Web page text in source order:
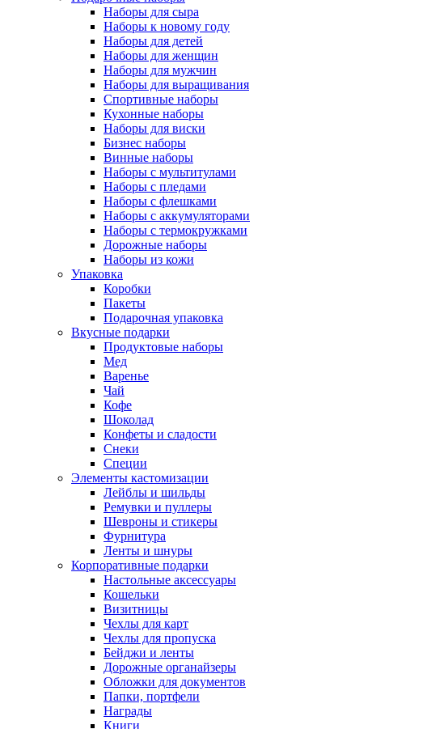
Наборы для сыра
Наборы к новому году
Наборы для детей
Наборы для женщин
Наборы для мужчин
Наборы для выращивания
Спортивные наборы
Кухонные наборы
Наборы для виски
Бизнес наборы
Винные наборы
Наборы с мультитулами
Наборы с пледами
Наборы с флешками
Наборы с аккумуляторами
Наборы с термокружками
Дорожные наборы
Наборы из кожи
Упаковка
Коробки
Пакеты
Подарочная упаковка
Вкусные подарки
Продуктовые наборы
Мед
Варенье
Чай
Кофе
Шоколад
Конфеты и сладости
Снеки
Специи
Элементы кастомизации
Лейблы и шильды
Ремувки и пуллеры
Шевроны и стикеры
Фурнитура
Ленты и шнуры
Корпоративные подарки
Настольные аксессуары
Кошельки
Визитницы
Чехлы для карт
Чехлы для пропуска
Бейджи и ленты
Дорожные органайзеры
Обложки для документов
Папки, портфели
Награды
Книги